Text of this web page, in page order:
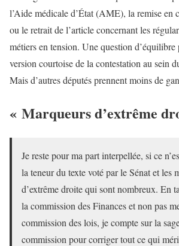
l’Aide médicale d’État (AME), la remise en
ou le retrait de l’article concernant les
métiers en tension. Une question d’équilibre
version courtoise de la contestation au sein
Mais d’autres députés prennent moins de
« Marqueurs d’extrême
Je reste pour ma part interpellée, si ce
la teneur du texte voté par le Sénat et les
d’extrême droite qui sont nombreux. En
la commission des Finances et non pas
commission des lois, je compte sur la
commission pour corriger tout ce qui